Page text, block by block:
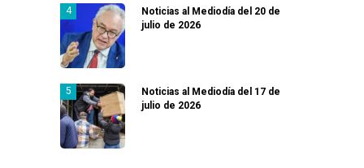
Noticias al Mediodía del 20 de
julio de 2026
Noticias al Mediodía del 17 de
julio de 2026